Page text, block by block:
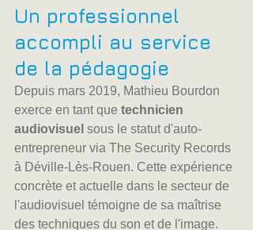
Un professionnel
accompli au service
de la pédagogie
Depuis mars 2019, Mathieu Bourdon
exerce en tant que technicien
audiovisuel sous le statut d'auto-
entrepreneur via The Security Records
à Déville-Lès-Rouen. Cette expérience
concrète et actuelle dans le secteur de
l'audiovisuel témoigne de sa maîtrise
des techniques du son et de l'image.